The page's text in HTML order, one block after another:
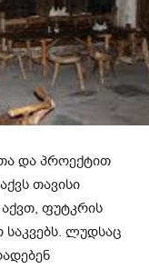
და პროექტით
თავისი
ფუტკრის
საკვებს. ლუდსაც